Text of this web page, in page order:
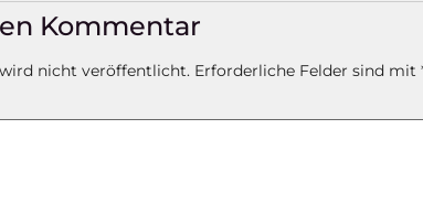
Kommentar
nicht veröffentlicht. Erforderliche Felder sind mit